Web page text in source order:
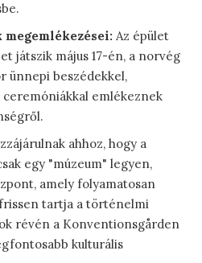
Az épület
játszik május 17-én, a norvég
ünnepi beszédekkel,
ceremóniákkal emlékeznek
ahhoz, hogy a
egy "múzeum" legyen,
amely folyamatosan
tartja a történelmi
révén a Konventionsgården
kulturális